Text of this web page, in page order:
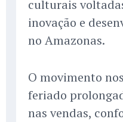
culturais
inovação e
no Amazonas.
O movimento
feriado
nas vendas,